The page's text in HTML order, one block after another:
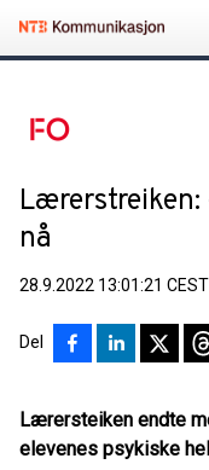
Lærerstreiken:
nå
28.9.2022 13:01:21 CEST
Del
Lærersteiken endte
elevenes psykiske